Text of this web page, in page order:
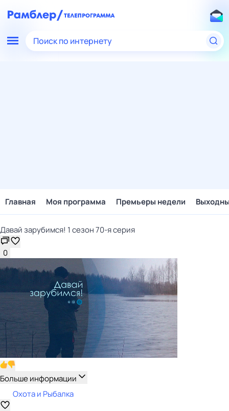
Поиск по интернету
Главная Моя программа Премьеры недели
Давай зарубимся! 1 сезон 70-я серия
0
Больше информации
Охота и Рыбалка